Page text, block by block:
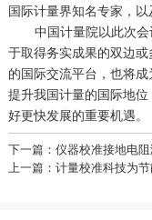
国际计量界知名专家，以
中国计量院以此次
于取得务实成果的双边
的国际交流平台，也将
提升我国计量的国际地
好更快发展的重要机遇。
下一篇：仪器校准接地电
上一篇：计量校准科技为